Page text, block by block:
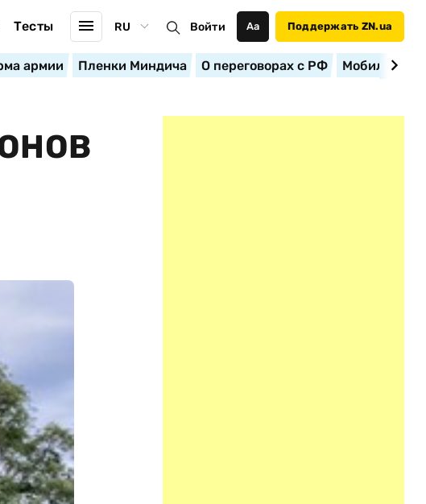
Тесты RU Войти Аа Поддержать ZN.ua
армии Пленки Миндича О переговорах с РФ